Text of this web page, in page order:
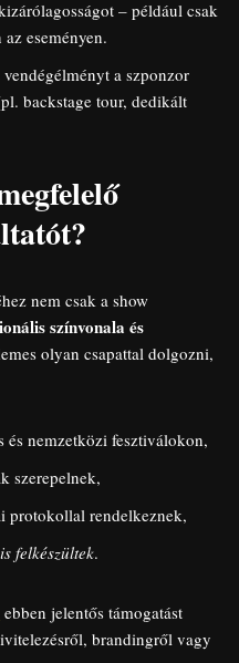
– például csak
eseményen.
a szponzor
backstage tour, dedikált
nem csak a show
színvonala és
olyan csapattal dolgozni,
és nemzetközi fesztiválokon,
szerepelnek,
protokollal rendelkeznek,
felkészültek.
ebben jelentős támogatást
brandingről vagy